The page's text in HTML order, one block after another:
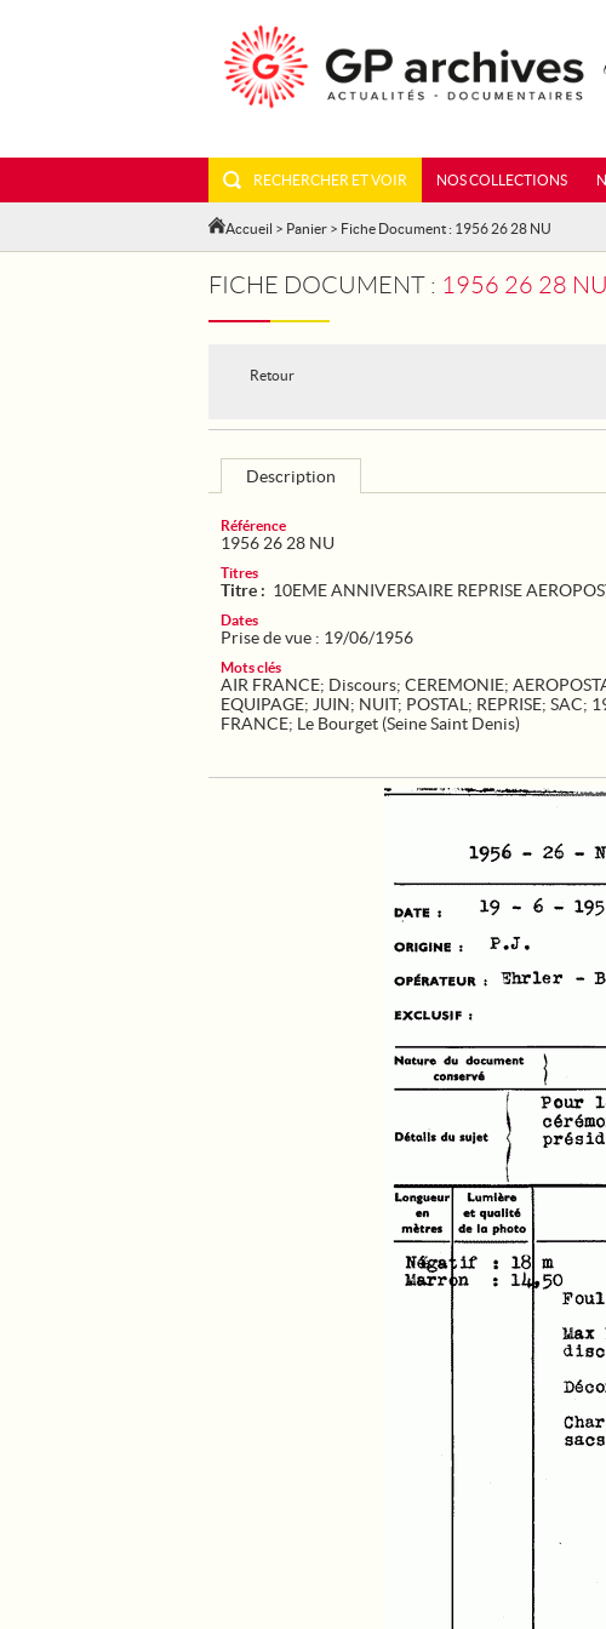
RECHERCHER ET VOIR NOS COLLECTIONS
Accueil > Panier > Fiche Document : 1956 26 28 NU
FICHE DOCUMENT : 1956 26 28 NU
Retour
Description
Référence
1956 26 28 NU
Titres
Titre : 10EME ANNIVERSAIRE REPRISE
Dates
Prise de vue : 19/06/1956
Mots clés
AIR FRANCE; Discours; CEREMONIE;
EQUIPAGE; JUIN; NUIT; POSTAL ; REPRISE; SAC;
FRANCE; Le Bourget (Seine Saint Denis)